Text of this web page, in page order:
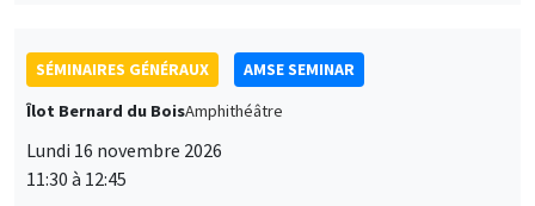
SÉMINAIRES GÉNÉRAUX
AMSE SEMINAR
Îlot Bernard du BoisAmphithéâtre
Lundi 16 novembre 2026
11:30 à 12:45